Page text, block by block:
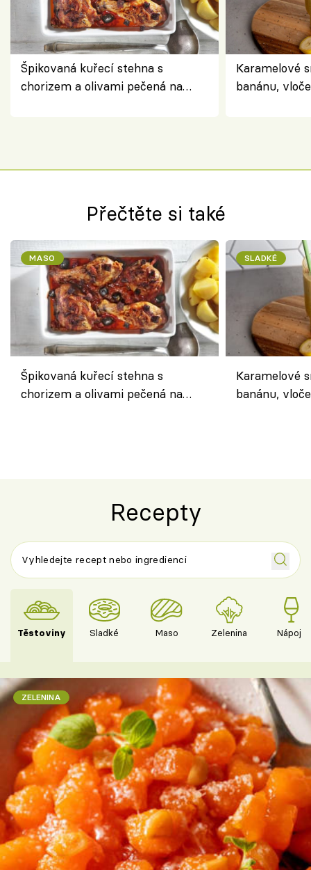
Špikovaná kuřecí stehna s
chorizem a olivami pečená na
Karamelové
banánu,
Přečtěte si také
MASO
Špikovaná kuřecí stehna s
chorizem a olivami pečená na
SLADKÉ
Karamelové
banánu,
Recepty
Těstoviny Sladké Maso Zelenina Nápoje
ZELENINA